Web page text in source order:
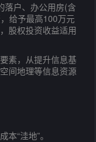
户、办公用房(含
给予最高100万元
股权投资收益适用
素，从提升信息基
间地理等信息资源
“洼地”。